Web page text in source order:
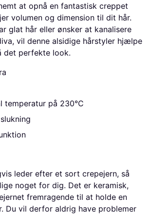
at opnå en fantastisk creppet
volumen og dimension til dit hår.
glat hår eller ønsker at kanalisere
vil denne alsidige hårstyler hjælpe
det perfekte look.
temperatur på 230°C
leder efter et sort crepejern, så
noget for dig. Det er keramisk,
fremragende til at holde en
Du vil derfor aldrig have problemer